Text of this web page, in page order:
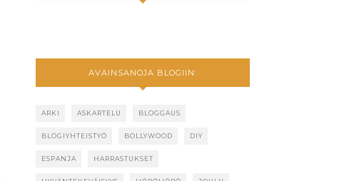
AVAINSANOJA BLOGIIN:
ARKI ASKARTELU BLOGGAUS
BLOGIYHTEISTYÖ BOLLYWOOD DIY
ESPANJA HARRASTUKSET